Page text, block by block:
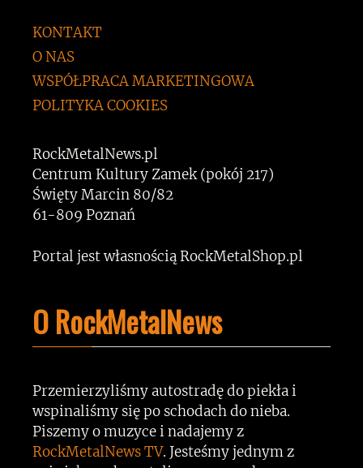
KONTAKT
O NAS
WSPÓŁPRACA MARKETINGOWA
POLITYKA COOKIES
RockMetalNews.pl
Centrum Kultury Zamek (pokój 217)
Święty Marcin 80/82
61-809 Poznań
Portal jest własnością RockMetalShop.pl
O RockMetalNews
Przemierzyliśmy autostradę do piekła i
wspinaliśmy się po schodach do nieba.
Piszemy o muzyce i nadajemy z
RockMetalNews TV. Jesteśmy jednym z